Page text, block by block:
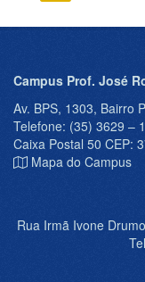
Campus Prof. José
Av. BPS, 1303, Bairro
Telefone: (35) 3629 –
Caixa Postal 50 CEP:
Mapa do Campus
Rua Irmã Ivone